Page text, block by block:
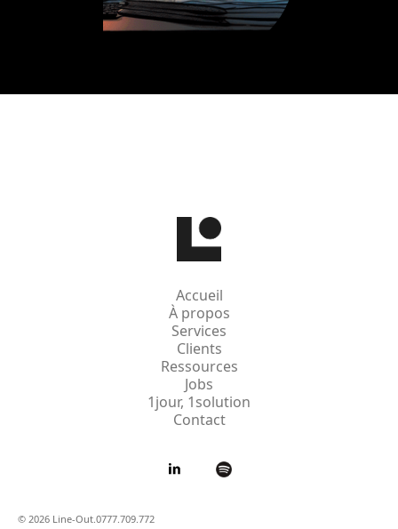
© 2026 Line-Out. 0777.709.772
Accueil
À propos
Services
Clients
Ressources
Jobs
1jour, 1solution
Contact